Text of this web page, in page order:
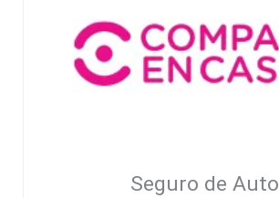
Seguro de Auto